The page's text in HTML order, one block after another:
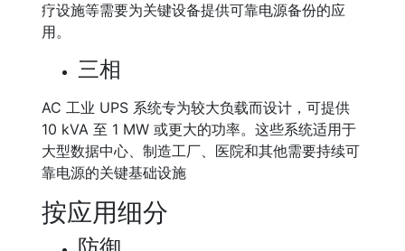
疗设施等需要为关键设备提供可靠电源备份的应
用。
三相
AC 工业 UPS 系统专为较大负载而设计，可提供
10 kVA 至 1 MW 或更大的功率。这些系统适用于
大型数据中心、制造工厂、医院和其他需要持续可
靠电源的关键基础设施
按应用细分